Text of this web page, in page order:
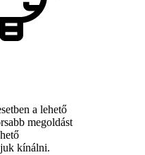
a lehető
megoldást
kínálni.